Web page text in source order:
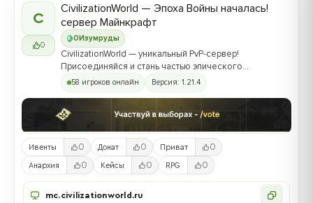
C
0
0 Изумруды
CivilizationWorld — Эпоха Войны началась!
сервер Майнкрафт
CivilizationWorld — уникальный PvP-сервер!
Присоединяйся и стань частью эпического
противостояния между Альвами и Йотунами!
58 игроков онлайн Версия: 1.21.4
Ивенты 0 Донат 0 Приват 0
Анархия 0 Кейсы 0 RPG 0
mc.civilizationworld.ru